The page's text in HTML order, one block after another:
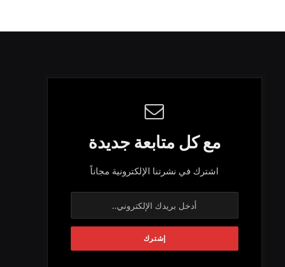
مع كل متابعة جديدة
اشترك في نشرتنا الإلكترونية مجاناً